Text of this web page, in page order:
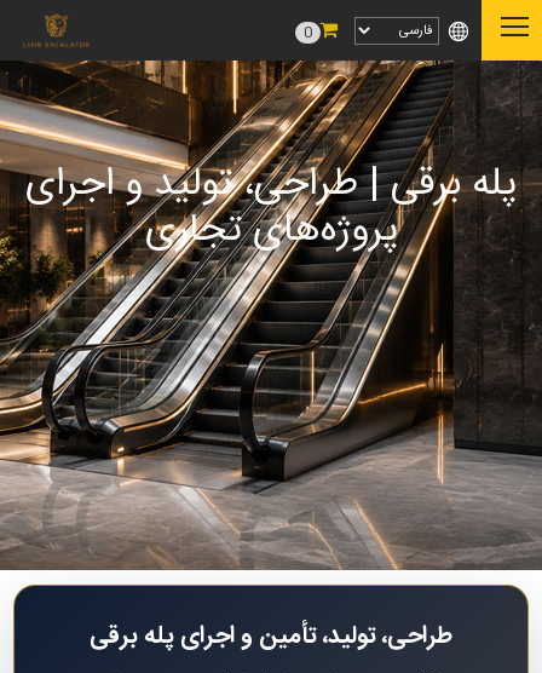
0
پله برقی | طراحی، تولید و اجرای
پروژه‌های تجاری
طراحی، تولید، تأمین و اجرای پله برقی